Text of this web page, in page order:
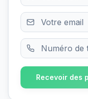
Recevoir des